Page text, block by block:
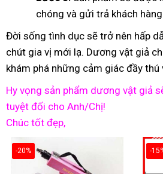
chóng và gửi trả khách hàng.
Đời sống tình dục sẽ trở nên hấp
chút gia vị mới lạ. Dương vật giả
khám phá những cảm giác đầy thú
Hy vọng sản phẩm dương vật giả
tuyệt đối cho Anh/Chị!
Chúc tốt đẹp,
-20% -